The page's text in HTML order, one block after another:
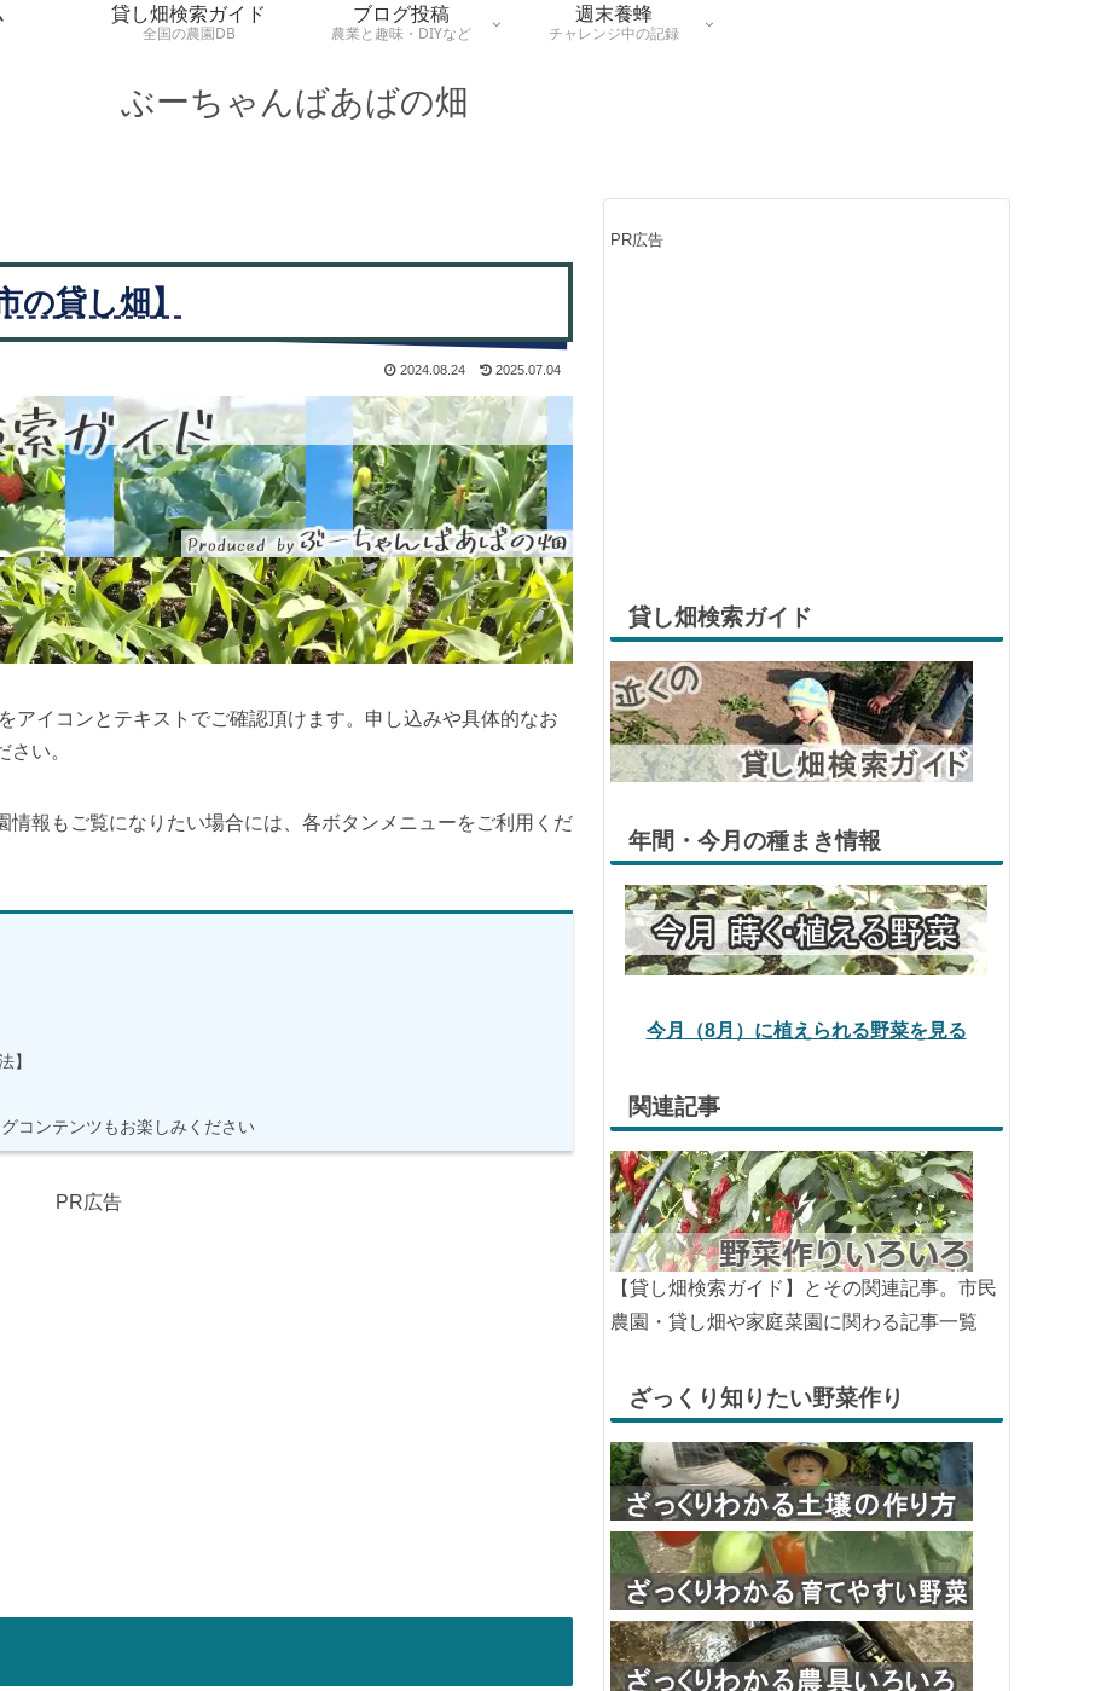
ぶーちゃんばあばの畑
貸し畑検索ガイド
全国の農園DB
ブログ投稿
農業と趣味・DIYなど
週末養蜂
チャレンジ中の記録
の貸し畑】
2024.08.24 2025.07.04
アイコンとテキストでご確認頂けます。申し込みや具体的なお
い。
情報もご覧になりたい場合には、各ボタンメニューをご利用くだ
】
コンテンツもお楽しみください
PR広告
PR広告
貸し畑検索ガイド
年間・今月の種まき情報
今月（8月）に植えられる野菜を見る
関連記事
【貸し畑検索ガイド】とその関連記事。市民
農園・貸し畑や家庭菜園に関わる記事一覧
ざっくり知りたい野菜作り